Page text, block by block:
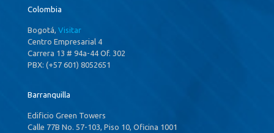
Colombia
Bogotá, Visitar
Centro Empresarial 4
Carrera 13 # 94a-44 Of. 302
PBX: (+57 601) 8052651
Barranquilla
Edificio Green Towers
Calle 77B No. 57-103, Piso 10, Oficina 1001